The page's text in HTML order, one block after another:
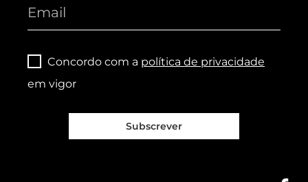
Concordo com a política de privacidade
em vigor
Subscrever